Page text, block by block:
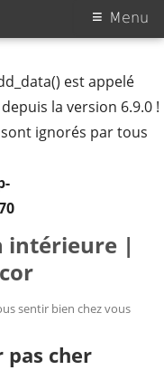
est appelé
depuis la version 6.9.0 !
ignorés par tous
intérieure |
sentir bien chez vous
Menu
pas cher